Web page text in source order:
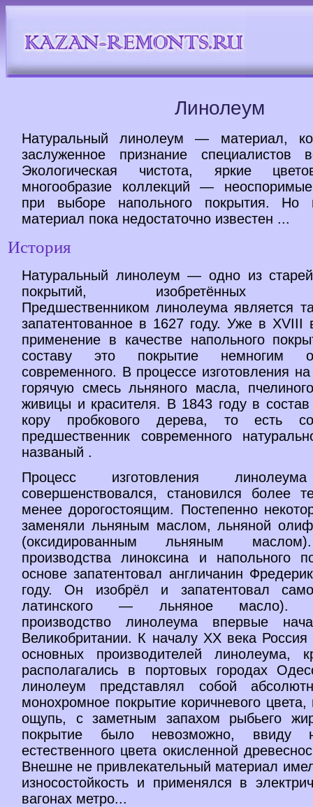
Линолеум
Натуральный линолеум — материал,
заслуженное признание
Экологическая чистота, яркие
многообразие коллекций —
при выборе напольного покрытия. Но
материал пока недостаточно известен ...
История
Натуральный линолеум — одно из
покрытий, изобретённых
Предшественником линолеума является
запатентованное в 1627 году. Уже в
применение в качестве напольного
составу это покрытие немногим
современного. В процессе изготовления
горячую смесь льняного масла,
живицы и красителя. В 1843 году в
кору пробкового дерева, то есть
предшественник современного
названый .
Процесс изготовления
совершенствовался, становился более
менее дорогостоящим. Постепенно
заменяли льняным маслом, льняной
(оксидированным льняным
производства линоксина и напольного
основе запатентовал англичанин
году. Он изобрёл и запатентовал
латинского — льняное масло).
производство линолеума впервые
Великобритании. К началу XX века
основных производителей линолеума,
располагались в портовых городах
линолеум представлял собой
монохромное покрытие коричневого
ощупь, с заметным запахом рыбьего
покрытие было невозможно, ввиду
естественного цвета окисленной
Внешне не привлекательный материал
износостойкость и применялся в
вагонах метро...